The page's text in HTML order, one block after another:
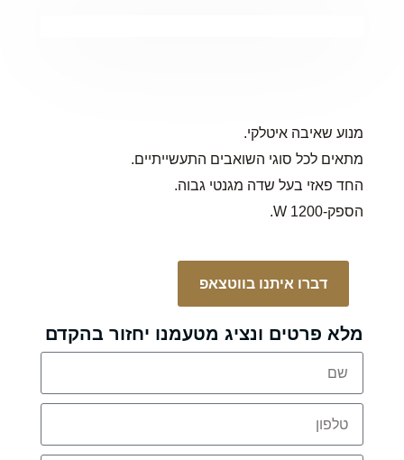
מנוע שאיבה איטלקי.
מתאים לכל סוגי השואבים התעשייתיים.
החד פאזי בעל שדה מגנטי גבוה.
הספק-1200 W.
דברו איתנו בווטצאפ
מלא פרטים ונציג מטעמנו יחזור בהקדם